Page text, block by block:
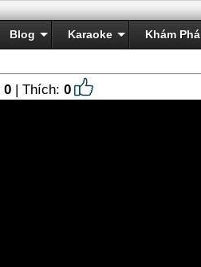
Blog Karaoke Khám Phá
0 | Thích: 0